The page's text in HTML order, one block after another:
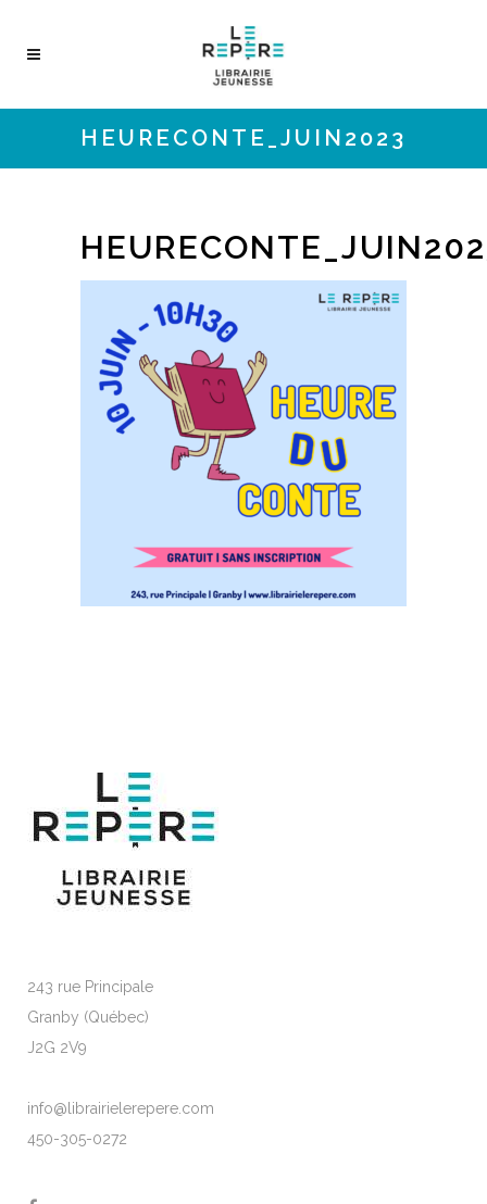
HEURECONTE_JUIN2023
243 rue Principale
Granby (Québec)
J2G 2V9
info@librairielerepere.com
450-305-0272